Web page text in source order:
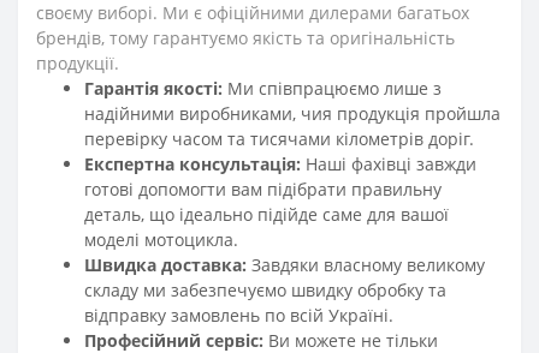
своєму виборі. Ми є офіційними дилерами багатьох
брендів, тому гарантуємо якість та оригінальність
продукції.
Гарантія якості: Ми співпрацюємо лише з
надійними виробниками, чия продукція пройшла
перевірку часом та тисячами кілометрів доріг.
Експертна консультація: Наші фахівці завжди
готові допомогти вам підібрати правильну
деталь, що ідеально підійде саме для вашої
моделі мотоцикла.
Швидка доставка: Завдяки власному великому
складу ми забезпечуємо швидку обробку та
відправку замовлень по всій Україні.
Професійний сервіс: Ви можете не тільки